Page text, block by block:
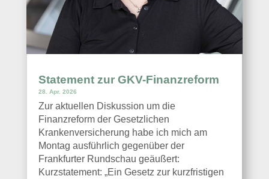
Statement zur GKV-Finanzreform
28. Apr. 2026
Zur aktuellen Diskussion um die
Finanzreform der Gesetzlichen
Krankenversicherung habe ich mich am
Montag ausführlich gegenüber der
Frankfurter Rundschau geäußert:
Kurzstatement: „Ein Gesetz zur kurzfristigen